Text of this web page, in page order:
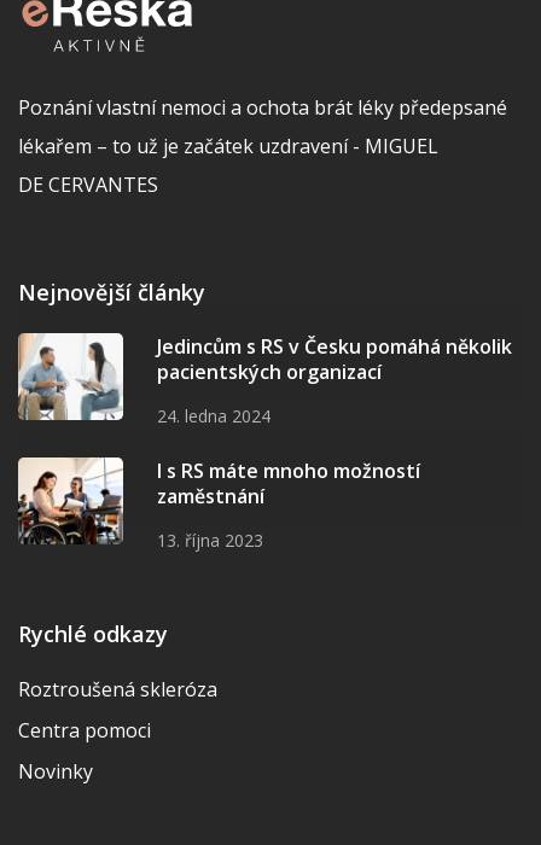
Poznání vlastní nemoci a ochota brát léky předepsané
lékařem – to už je začátek uzdravení - MIGUEL
DE CERVANTES
Nejnovější články
Jedincům s RS v Česku pomáhá několik
pacientských organizací
24. ledna 2024
I s RS máte mnoho možností
zaměstnání
13. října 2023
Rychlé odkazy
Roztroušená skleróza
Centra pomoci
Novinky